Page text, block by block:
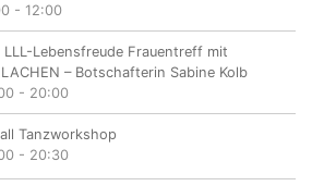
- 12:00
LLL-Lebensfreude Frauentreff mit
– Botschafterin Sabine Kolb
- 20:00
Tanzworkshop
- 20:30